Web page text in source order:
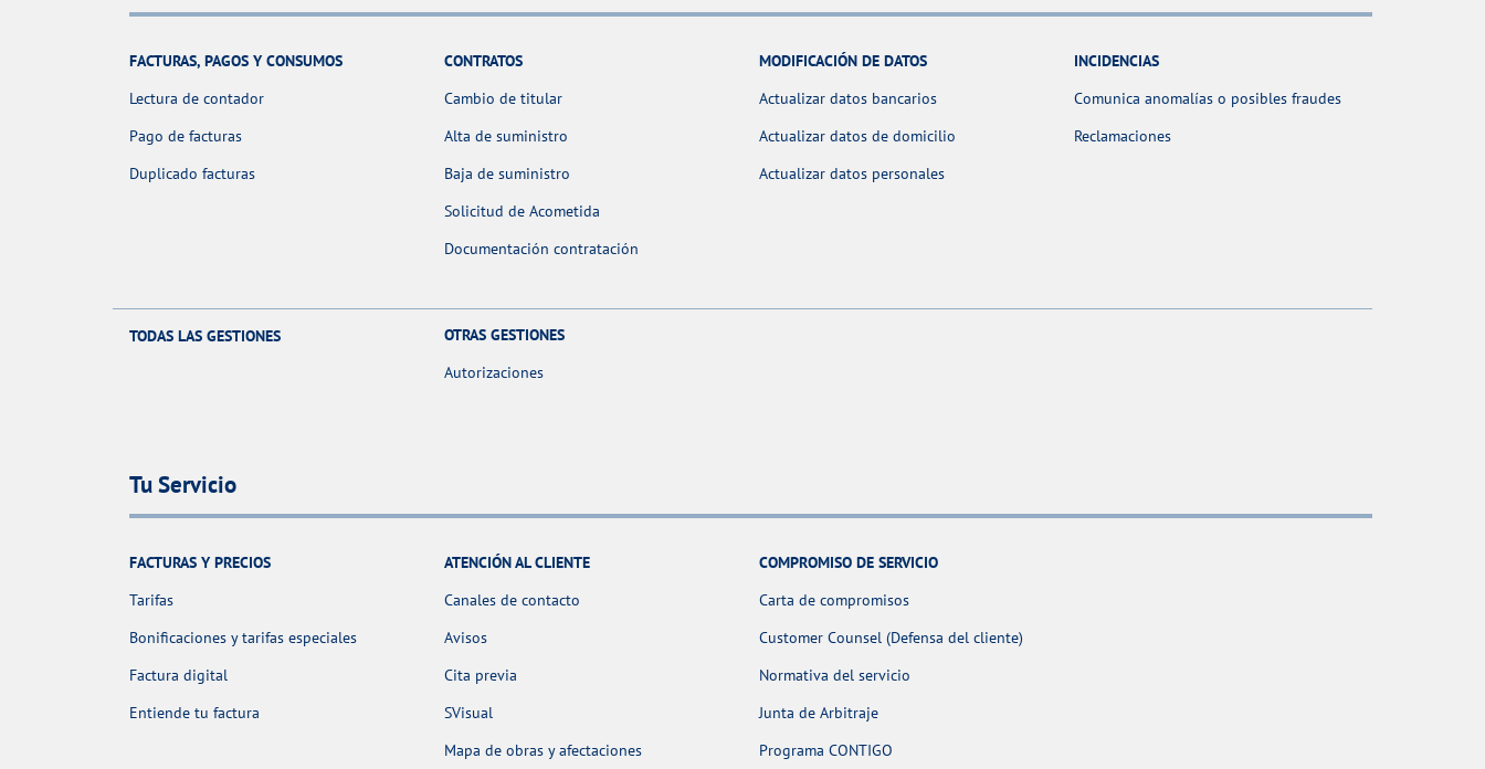
FACTURAS, PAGOS Y CONSUMOS
Lectura de contador
Pago de facturas
Duplicado facturas
CONTRATOS
Cambio de titular
Alta de suministro
Baja de suministro
Solicitud de Acometida
Documentación contratación
MODIFICACIÓN DE DATOS
Actualizar datos bancarios
Actualizar datos de domicilio
Actualizar datos personales
INCIDENCIAS
Comunica anomalías o posibles fraudes
Reclamaciones
TODAS LAS GESTIONES
OTRAS GESTIONES
Autorizaciones
Tu Servicio
FACTURAS Y PRECIOS
Tarifas
Bonificaciones y tarifas especiales
Factura digital
Entiende tu factura
ATENCIÓN AL CLIENTE
Canales de contacto
Avisos
Cita previa
SVisual
Mapa de obras y afectaciones
COMPROMISO DE SERVICIO
Carta de compromisos
Customer Counsel (Defensa del cliente)
Normativa del servicio
Junta de Arbitraje
Programa CONTIGO